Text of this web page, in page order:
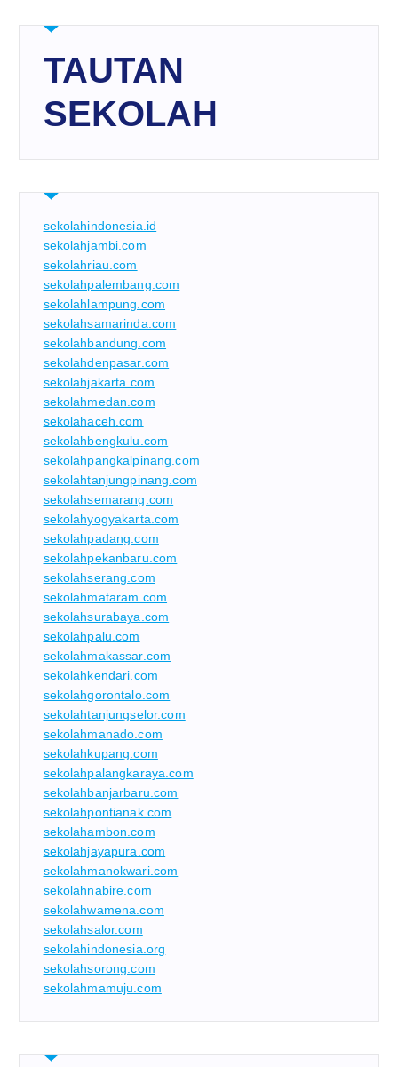
TAUTAN
SEKOLAH
sekolahindonesia.id
sekolahjambi.com
sekolahriau.com
sekolahpalembang.com
sekolahlampung.com
sekolahsamarinda.com
sekolahbandung.com
sekolahdenpasar.com
sekolahjakarta.com
sekolahmedan.com
sekolahaceh.com
sekolahbengkulu.com
sekolahpangkalpinang.com
sekolahtanjungpinang.com
sekolahsemarang.com
sekolahyogyakarta.com
sekolahpadang.com
sekolahpekanbaru.com
sekolahserang.com
sekolahmataram.com
sekolahsurabaya.com
sekolahpalu.com
sekolahmakassar.com
sekolahkendari.com
sekolahgorontalo.com
sekolahtanjungselor.com
sekolahmanado.com
sekolahkupang.com
sekolahpalangkaraya.com
sekolahbanjarbaru.com
sekolahpontianak.com
sekolahambon.com
sekolahjayapura.com
sekolahmanokwari.com
sekolahnabire.com
sekolahwamena.com
sekolahsalor.com
sekolahindonesia.org
sekolahsorong.com
sekolahmamuju.com